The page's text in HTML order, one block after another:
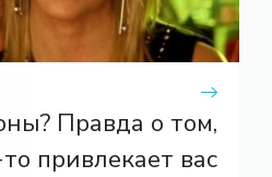
Правда о том,
привлекает вас